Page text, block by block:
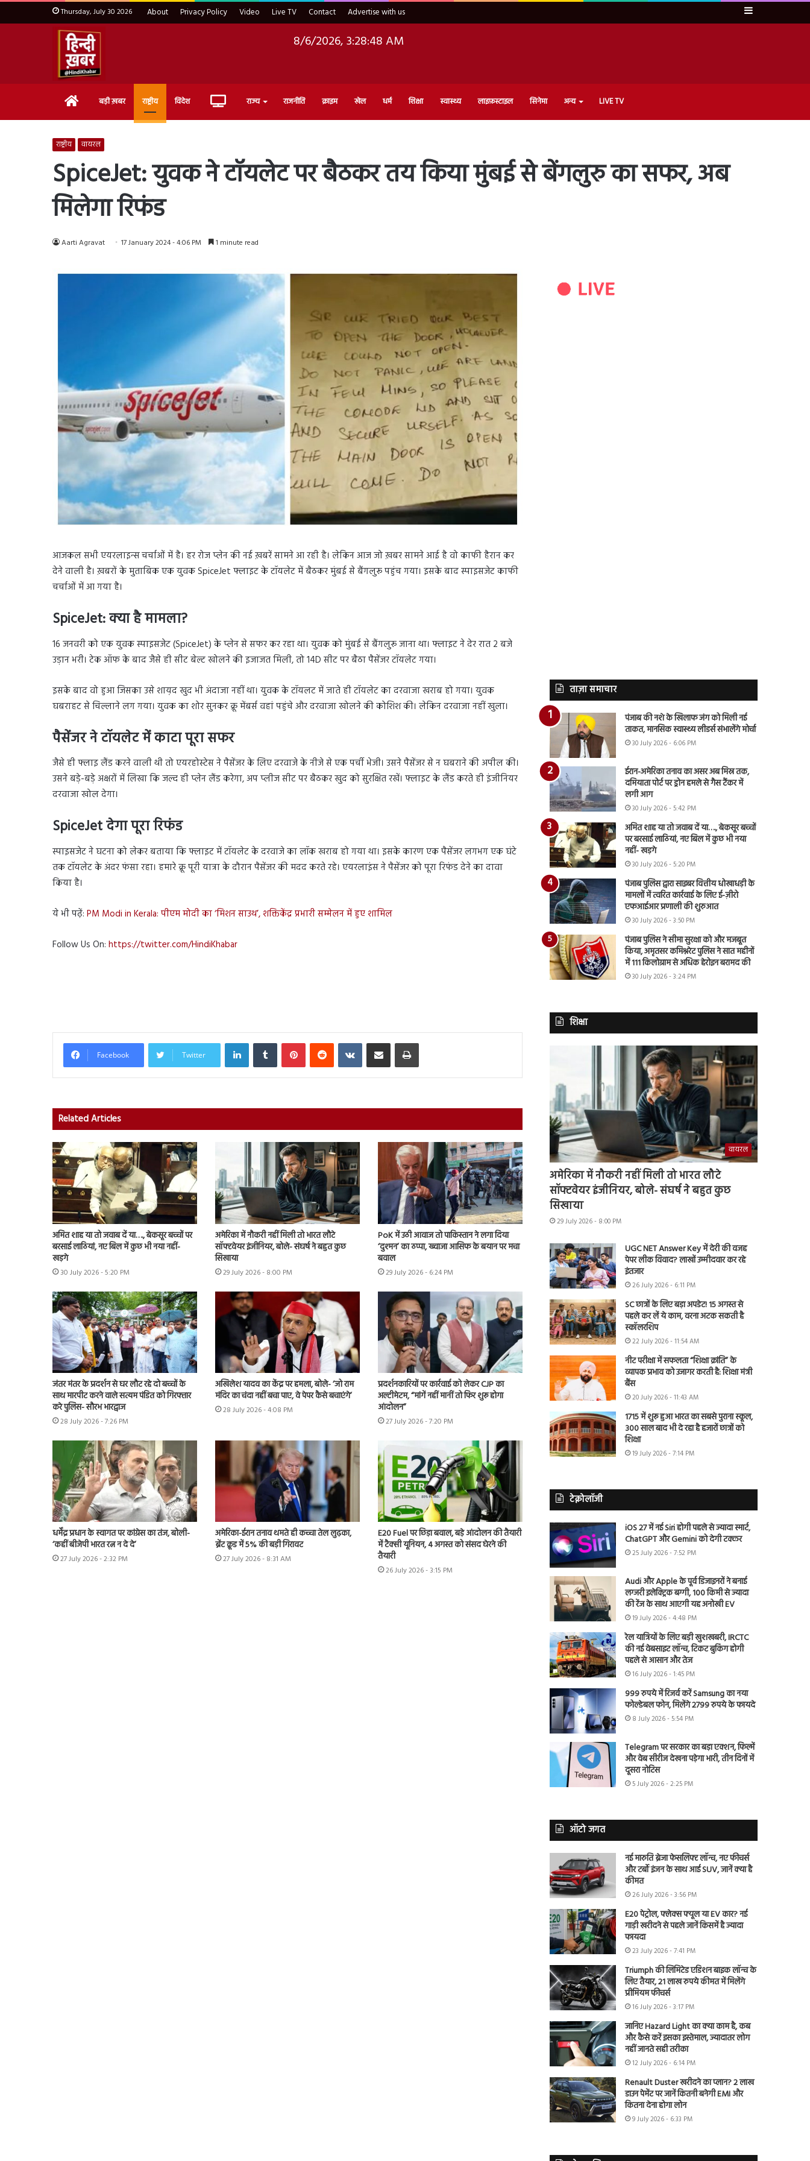
Thursday, July 30 2026 About Privacy Policy Video Live TV Contact Advertise with us Sidebar
8/6/2026, 3:28:50 AM
Home बड़ी ख़बर राष्ट्रीय विदेश Live राज्य राजनीति क्राइम खेल धर्म शिक्षा स्वास्थ्य लाइफ़स्टाइल सिनेमा अन्य LIVE TV
राष्ट्रीय वायरल
SpiceJet: युवक ने टॉयलेट पर बैठकर तय किया मुंबई से बेंगलुरु का सफर, अब
मिलेगा रिफंड
Aarti Agravat 17 January 2024 - 4:06 PM 1 minute read
आजकल सभी एयरलाइन्स चर्चाओं में है। हर रोज प्लेन की नई ख़बरें सामने आ रही है। लेकिन आज जो ख़बर सामने आई है वो काफी हैरान कर
देने वाली है। ख़बरों के मुताबिक एक युवक SpiceJet फ्लाइट के टॉयलेट में बैठकर मुंबई से बैंगलुरू पहुंच गया। इसके बाद स्पाइसजेट काफी
चर्चाओं में आ गया है।
SpiceJet: क्या है मामला?
16 जनवरी को एक युवक स्पाइसजेट (SpiceJet) के प्लेन से सफर कर रहा था। युवक को मुंबई से बैंगलुरू जाना था। फ्लाइट ने देर रात 2 बजे
उड़ान भरी। टेक ऑफ के बाद जैसे ही सीट बेल्ट खोलने की इजाजत मिली, तो 14D सीट पर बैठा पैसेंजर टॉयलेट गया।
इसके बाद वो हुआ जिसका उसे शाय़द खुद भी अंदाजा नहीं था। युवक के टॉयलट में जाते ही टॉयलेट का दरवाजा खराब हो गया। युवक
घबराहट से चिल्लाने लग गया। युवक का शोर सुनकर क्रू मेंबर्स वहां पहुंचे और दरवाजा खोलने की कोशिश की। लेकिन दरवाजा नहीं खुला।
पैसेंजर ने टॉयलेट में काटा पूरा सफर
जैसे ही फ्लाइ लैंड करने वाली थी तो एयरहोस्टेस ने पैसेंजर के लिए दरवाजे के नीजे से एक पर्ची भेजी। उसने पैसेंजर से न घबराने की अपील की।
उसने बड़े-बड़े अक्षरों में लिखा कि जल्द ही प्लेन लैंड करेगा, अप प्लीज सीट पर बैठकर खुद को सुरक्षित रखें। फ्लाइट के लैंड करते ही इंजीनियर
दरवाजा खोल देगा।
SpiceJet देगा पूरा रिफंड
स्पाइसजेट ने घटना को लेकर बताया कि फ्लाइट में टॉयलेट के दरवाजे का लॉक खराब हो गया था। इसके कारण एक पैसेंजर लगभग एक घंटे
तक टॉयलेट के अंदर फंसा रहा। हमारे क्रू पूरी यात्रा के दौरान पैसेंजर की मदद करते रहे। एयरलाइंस ने पैसेंजर को पूरा रिफंड देने का दावा
किया है।
ये भी पढ़ें: PM Modi in Kerala: पीएम मोदी का ‘मिशन साउथ’, शक्तिकेंद्र प्रभारी सम्मेलन में हुए शामिल
Follow Us On: https://twitter.com/HindiKhabar
Facebook Twitter
LinkedInTumblr PinterestReddit VKontakteShare via Email Print
Related Articles
अमित शाह या तो जवाब दें या…., बेकसूर बच्चों पर
बरसाई लाठियां, नए बिल में कुछ भी नया नहीं-
खड़गे
30 July 2026 - 5:20 PM
अमेरिका में नौकरी नहीं मिली तो भारत लौटे
सॉफ्टवेयर इंजीनियर, बोले- संघर्ष ने बहुत कुछ
सिखाया
29 July 2026 - 8:00 PM
PoK में उठी आवाज तो पाकिस्तान ने लगा दिया
‘दुश्मन’ का ठप्पा, ख्वाजा आसिफ के बयान पर मचा
बवाल
29 July 2026 - 6:24 PM
जंतर मंतर के प्रदर्शन से घर लौट रहे दो बच्चों के
साथ मारपीट करने वाले सत्यम पंडित को गिरफ्तार
करे पुलिस- सौरभ भारद्वाज
28 July 2026 - 7:26 PM
अखिलेश यादव का केंद्र पर हमला, बोले- ‘जो राम
मंदिर का चंदा नहीं बचा पाए, वे पेपर कैसे बचाएंगे’
28 July 2026 - 4:08 PM
प्रदर्शनकारियों पर कार्रवाई को लेकर CJP का
अल्टीमेटम, “मांगें नहीं मानीं तो फिर शुरू होगा
आंदोलन”
27 July 2026 - 7:20 PM
धर्मेंद्र प्रधान के स्वागत पर कांग्रेस का तंज, बोली-
‘कहीं बीजेपी भारत रत्न न दे दे’
27 July 2026 - 2:32 PM
अमेरिका-ईरान तनाव थमते ही कच्चा तेल लुढ़का,
ब्रेंट क्रूड में 5% की बड़ी गिरावट
27 July 2026 - 8:31 AM
E20 Fuel पर छिड़ा बवाल, बड़े आंदोलन की तैयारी
में टैक्सी यूनियन, 4 अगस्त को संसद घेरने की
तैयारी
26 July 2026 - 3:15 PM
ताज़ा समाचार
पंजाब की नशे के खिलाफ जंग को मिली नई
ताकत, मानसिक स्वास्थ्य लीडर्स संभालेंगे मोर्चा
30 July 2026 - 6:06 PM
ईरान-अमेरिका तनाव का असर अब मिस्र तक,
दमियाता पोर्ट पर ड्रोन हमले से गैस टैंकर में
लगी आग
30 July 2026 - 5:42 PM
अमित शाह या तो जवाब दें या…., बेकसूर बच्चों
पर बरसाई लाठियां, नए बिल में कुछ भी नया
नहीं- खड़गे
30 July 2026 - 5:20 PM
पंजाब पुलिस द्वारा साइबर वित्तीय धोखाधड़ी के
मामलों में त्वरित कार्रवाई के लिए ई-ज़ीरो
एफआईआर प्रणाली की शुरुआत
30 July 2026 - 3:50 PM
पंजाब पुलिस ने सीमा सुरक्षा को और मजबूत
किया, अमृतसर कमिश्नरेट पुलिस ने सात महीनों
में 111 किलोग्राम से अधिक हेरोइन बरामद की
30 July 2026 - 3:24 PM
शिक्षा
वायरल
अमेरिका में नौकरी नहीं मिली तो भारत लौटे
सॉफ्टवेयर इंजीनियर, बोले- संघर्ष ने बहुत कुछ
सिखाया
29 July 2026 - 8:00 PM
UGC NET Answer Key में देरी की वजह
पेपर लीक विवाद? लाखों उम्मीदवार कर रहे
इंतजार
26 July 2026 - 6:11 PM
SC छात्रों के लिए बड़ा अपडेट! 15 अगस्त से
पहले कर लें ये काम, वरना अटक सकती है
स्कॉलरशिप
22 July 2026 - 11:54 AM
नीट परीक्षा में सफलता “शिक्षा क्रांति” के
व्यापक प्रभाव को उजागर करती है: शिक्षा मंत्री
बैंस
20 July 2026 - 11:43 AM
1715 में शुरू हुआ भारत का सबसे पुराना स्कूल,
300 साल बाद भी दे रहा है हजारों छात्रों को
शिक्षा
19 July 2026 - 7:14 PM
टेक्नोलॉजी
iOS 27 में नई Siri होगी पहले से ज्यादा स्मार्ट,
ChatGPT और Gemini को देगी टक्कर
25 July 2026 - 7:52 PM
Audi और Apple के पूर्व डिजाइनरों ने बनाई
लग्जरी इलेक्ट्रिक बग्गी, 100 किमी से ज्यादा
की रेंज के साथ आएगी यह अनोखी EV
19 July 2026 - 4:48 PM
रेल यात्रियों के लिए बड़ी खुशखबरी, IRCTC
की नई वेबसाइट लॉन्च, टिकट बुकिंग होगी
पहले से आसान और तेज
16 July 2026 - 1:45 PM
999 रुपये में रिजर्व करें Samsung का नया
फोल्डेबल फोन, मिलेंगे 2799 रुपये के फायदे
8 July 2026 - 5:54 PM
Telegram पर सरकार का बड़ा एक्शन, फिल्में
और वेब सीरीज देखना पड़ेगा भारी, तीन दिनों में
दूसरा नोटिस
5 July 2026 - 2:25 PM
ऑटो जगत
नई मारुति ब्रेजा फेसलिफ्ट लॉन्च, नए फीचर्स
और टर्बो इंजन के साथ आई SUV, जानें क्या है
कीमत
26 July 2026 - 3:56 PM
E20 पेट्रोल, फ्लेक्स फ्यूल या EV कार? नई
गाड़ी खरीदने से पहले जानें किसमें है ज्यादा
फायदा
23 July 2026 - 7:41 PM
Triumph की लिमिटेड एडिशन बाइक लॉन्च के
लिए तैयार, 21 लाख रुपये कीमत में मिलेंगे
प्रीमियम फीचर्स
16 July 2026 - 3:17 PM
जानिए Hazard Light का क्या काम है, कब
और कैसे करें इसका इस्तेमाल, ज्यादातर लोग
नहीं जानते सही तरीका
12 July 2026 - 6:14 PM
Renault Duster खरीदने का प्लान? 2 लाख
डाउन पेमेंट पर जानें कितनी बनेगी EMI और
कितना देना होगा लोन
9 July 2026 - 6:33 PM